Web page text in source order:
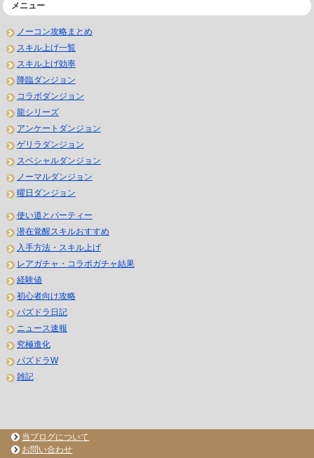
メニュー
ノーコン攻略まとめ
スキル上げ一覧
スキル上げ効率
降臨ダンジョン
コラボダンジョン
龍シリーズ
アンケートダンジョン
ゲリラダンジョン
スペシャルダンジョン
ノーマルダンジョン
曜日ダンジョン
使い道とパーティー
潜在覚醒スキルおすすめ
入手方法・スキル上げ
レアガチャ・コラボガチャ結果
経験値
初心者向け攻略
パズドラ日記
ニュース速報
究極進化
パズドラW
雑記
当ブログについて
お問い合わせ